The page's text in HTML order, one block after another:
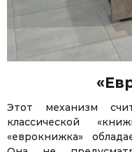
Этот механизм
классической
«еврокнижка»